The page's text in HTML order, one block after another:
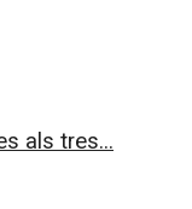
als tres...